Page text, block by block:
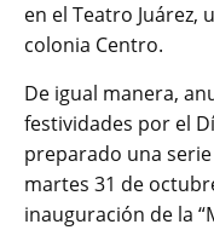
en el Teatro Juárez,
colonia Centro.
De igual manera,
festividades por el
preparado una
martes 31 de
inauguración de la